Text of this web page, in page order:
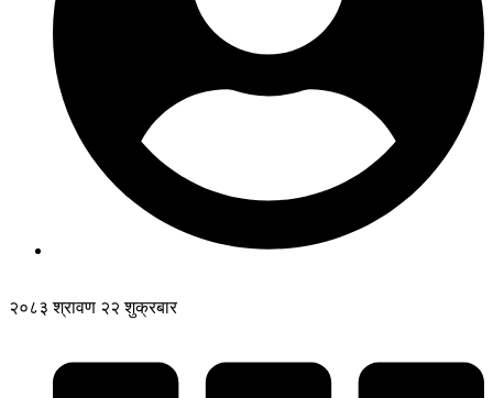
२०८३ श्रावण २२ शुक्रबार